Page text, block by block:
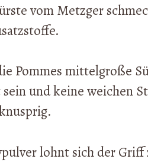
vom Metzger
Pommes mittelgroße
und keine weichen
lohnt sich der